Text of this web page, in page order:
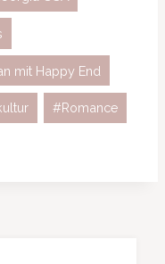
mit Happy End
#Romance